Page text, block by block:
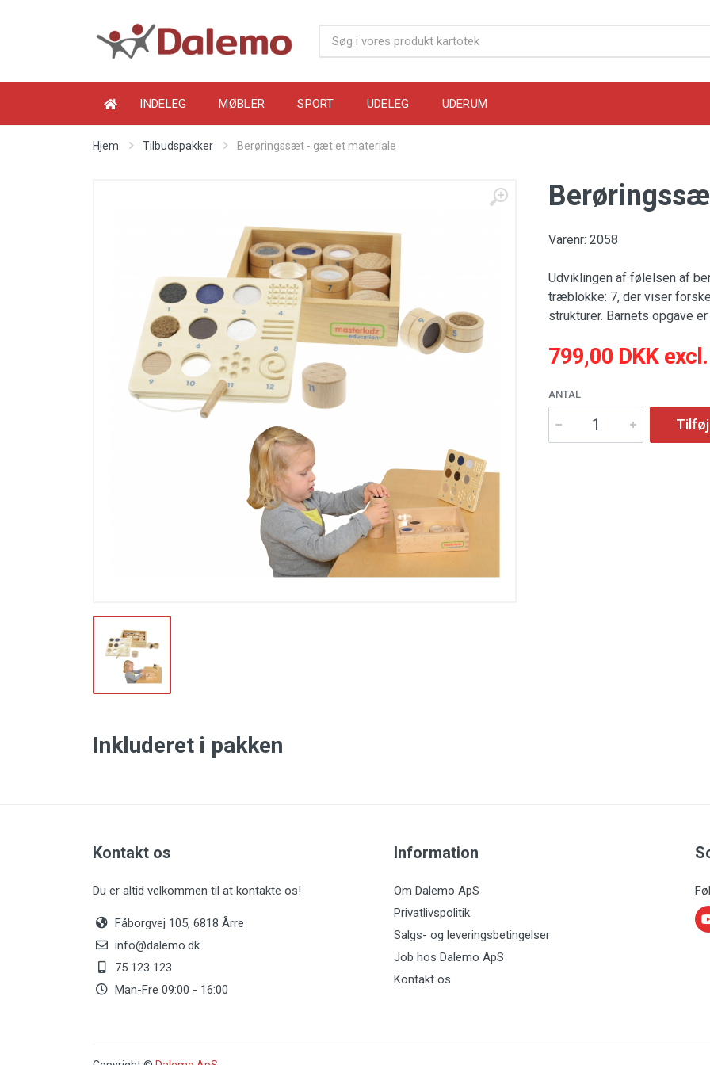
INDELEG MØBLER SPORT UDELEG UDERUM
Hjem Tilbudspakker Berøringssæt - gæt et materiale
Varenr: 2058
Udviklingen af følelsen af
træblokke: 7, der viser
strukturer. Barnets opgave
799,00 DKK
ANTAL
Inkluderet i pakken
Kontakt os
Du er altid velkommen til at kontakte os!
Fåborgvej 105, 6818 Årre
info@dalemo.dk
75 123 123
Man-Fre 09:00 - 16:00
Information
Om Dalemo ApS
Privatlivspolitik
Salgs- og leveringsbetingelser
Job hos Dalemo ApS
Kontakt os